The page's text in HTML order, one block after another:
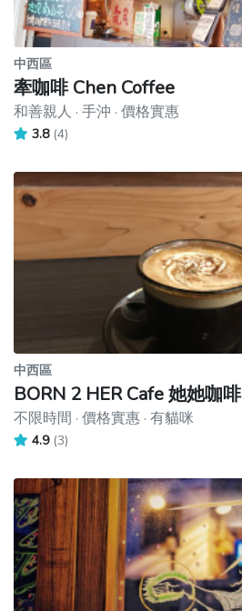
中西區
牽咖啡 Chen Coffee
和善親人 · 手沖 · 價格實惠
3.8 (4)
中西區
BORN 2 HER Cafe 她她咖啡
不限時間 · 價格實惠 · 有貓咪
4.9 (3)